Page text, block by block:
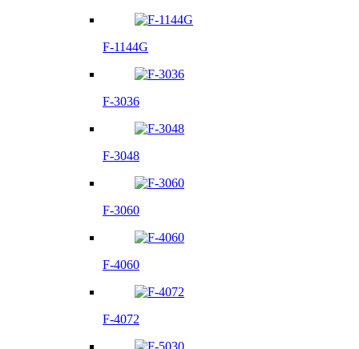
F-1144G
F-3036
F-3048
F-3060
F-4060
F-4072